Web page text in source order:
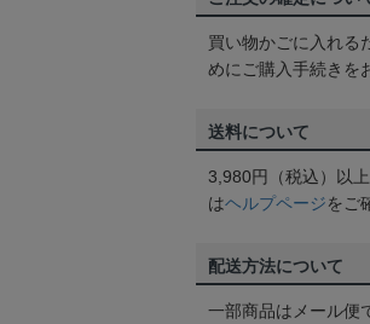
買い物かごに入れる
めにご購入手続きを
送料について
3,980円（税込）以
はヘルプページをご
配送方法について
一部商品はメール便